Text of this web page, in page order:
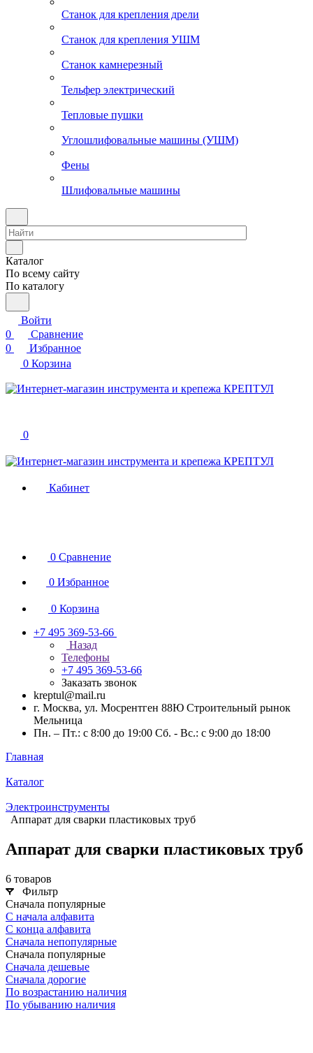
Станок для крепления дрели
Станок для крепления УШМ
Станок камнерезный
Тельфер электрический
Тепловые пушки
Углошлифовальные машины (УШМ)
Фены
Шлифовальные машины
Каталог
По всему сайту
По каталогу
Войти
0
Сравнение
0
Избранное
0 Корзина
0
Кабинет
0 Сравнение
0 Избранное
0 Корзина
+7 495 369-53-66
Назад
Телефоны
+7 495 369-53-66
Заказать звонок
kreptul@mail.ru
г. Москва, ул. Мосрентген 88Ю Строительный рынок
Мельница
Пн. – Пт.: с 8:00 до 19:00 Сб. - Вс.: с 9:00 до 18:00
Главная
Каталог
Электроинструменты
Аппарат для сварки пластиковых труб
Аппарат для сварки пластиковых труб
6 товаров
Фильтр
Сначала популярные
С начала алфавита
С конца алфавита
Сначала непопулярные
Сначала популярные
Сначала дешевые
Сначала дорогие
По возрастанию наличия
По убыванию наличия